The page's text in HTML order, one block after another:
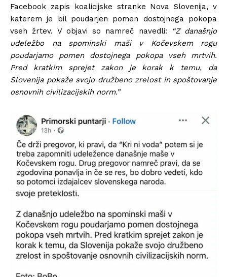
Facebook zapis koalicijske stranke Nova Slovenija, v
katerem je bil poudarjen pomen dostojnega pokopa
vseh žrtev. V objavi so namreč navedli:
“Z današnjo
udeležbo na spominski maši v Kočevskem rogu
poudarjamo pomen dostojnega pokopa vseh mrtvih.
Pred kratkim sprejet zakon je korak k temu, da
Slovenija pokaže svojo družbeno zrelost in spoštovanje
osnovnih civilizacijskih norm.”